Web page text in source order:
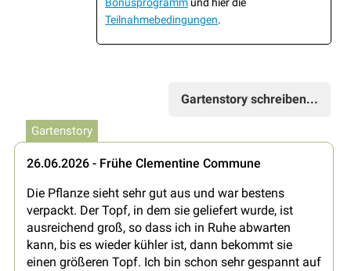
Bonusprogramm und hier die
Teilnahmebedingungen.
Gartenstory schreiben...
Gartenstory
26.06.2026 - Frühe Clementine Commune
Die Pflanze sieht sehr gut aus und war bestens
verpackt. Der Topf, in dem sie geliefert wurde, ist
ausreichend groß, so dass ich in Ruhe abwarten
kann, bis es wieder kühler ist, dann bekommt sie
einen größeren Topf. Ich bin schon sehr gespannt auf